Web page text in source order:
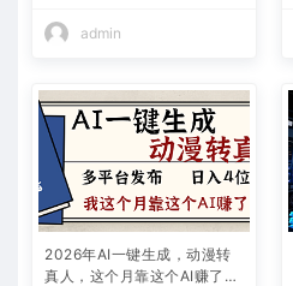
admin
2026年AI一键生成，动漫转
真人，这个月靠这个AI赚了2